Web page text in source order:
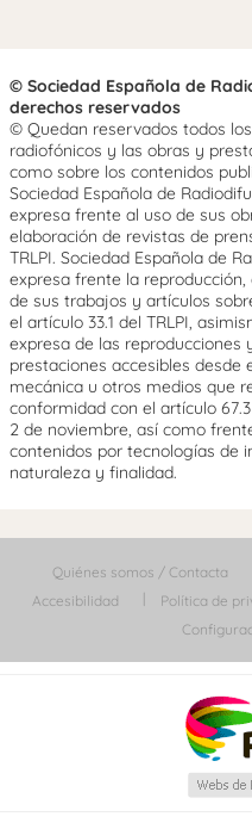
© Sociedad Española de
derechos reservados
© Quedan reservados todos
radiofónicos y las obras y
como sobre los contenidos
Sociedad Española de
expresa frente al uso de sus
elaboración de revistas de
TRLPI. Sociedad Española de
expresa frente la
de sus trabajos y artículos
el artículo 33.1 del TRLPI,
expresa de las reproducciones
prestaciones accesibles
mecánica u otros medios que
conformidad con el artículo
2 de noviembre, así como
contenidos por tecnologías de
naturaleza y finalidad.
Quiénes somos / Contacta
Accesibilidad
Política de